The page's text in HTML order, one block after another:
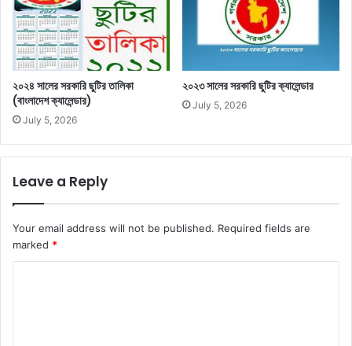
২০২৪ সালের সরকারি ছুটির তালিকা
(বাংলাদেশ ক্যালেন্ডার)
July 5, 2026
২০২৩ সালের সরকারি ছুটির ক্যালেন্ডার
July 5, 2026
Leave a Reply
Your email address will not be published. Required fields are
marked *